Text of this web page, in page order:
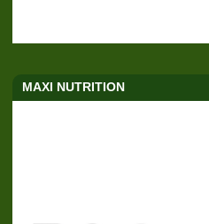
MAXI NUTRITION